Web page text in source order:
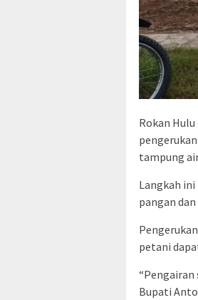
Rokan
tampung
Langkah
pangan
petani
“Pengairan
Bupati